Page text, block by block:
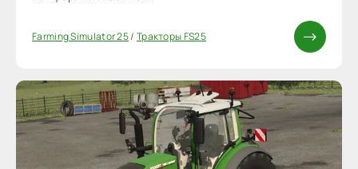
Farming Simulator 25/ Тракторы FS25